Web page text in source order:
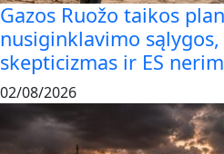
Gazos Ruožo taikos
nusiginklavimo
skepticizmas ir ES
02/08/2026